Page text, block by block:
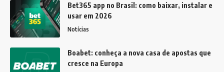
Bet365 app no Brasil: como baixar, instalar e
usar em 2026
Notícias
Boabet: conheça a nova casa de apostas que
cresce na Europa